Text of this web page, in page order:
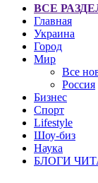
ВСЕ
Главная
Украина
Город
Мир
Все
Россия
Бизнес
Спорт
Lifestyle
Шоу-биз
Наука
БЛОГИ